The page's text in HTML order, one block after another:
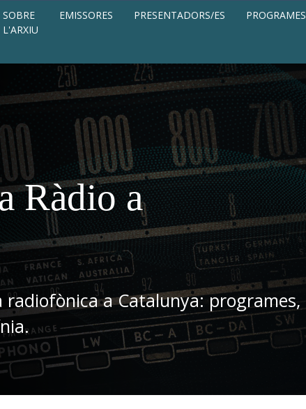
SOBRE
L'ARXIU
EMISSORES PRESENTADORS/ES PROGRAMES
Ràdio a
a Catalunya: programes,